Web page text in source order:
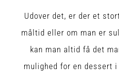
Udover det, er der et
måltid eller om man er
kan man altid få det
mulighed for en dessert